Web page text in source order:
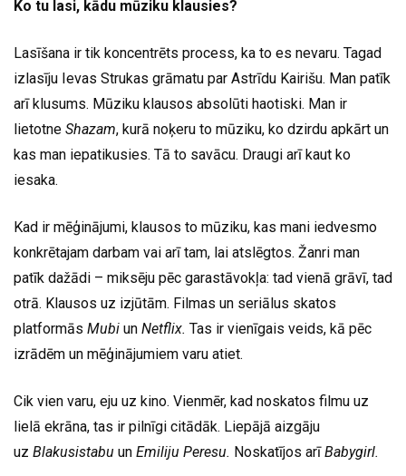
Ko tu lasi, kādu mūziku klausies?
Lasīšana ir tik koncentrēts process, ka to es nevaru. Tagad
izlasīju Ievas Strukas grāmatu par Astrīdu Kairišu. Man patīk
arī klusums. Mūziku klausos absolūti haotiski. Man ir
lietotne Shazam, kurā noķeru to mūziku, ko dzirdu apkārt un
kas man iepatikusies. Tā to savācu. Draugi arī kaut ko
iesaka.
Kad ir mēģinājumi, klausos to mūziku, kas mani iedvesmo
konkrētajam darbam vai arī tam, lai atslēgtos. Žanri man
patīk dažādi – miksēju pēc garastāvokļa: tad vienā grāvī, tad
otrā. Klausos uz izjūtām. Filmas un seriālus skatos
platformās Mubi un Netflix. Tas ir vienīgais veids, kā pēc
izrādēm un mēģinājumiem varu atiet.
Cik vien varu, eju uz kino. Vienmēr, kad noskatos filmu uz
lielā ekrāna, tas ir pilnīgi citādāk. Liepājā aizgāju
uz Blakusistabu un Emiliju Peresu. Noskatījos arīBabygirl.